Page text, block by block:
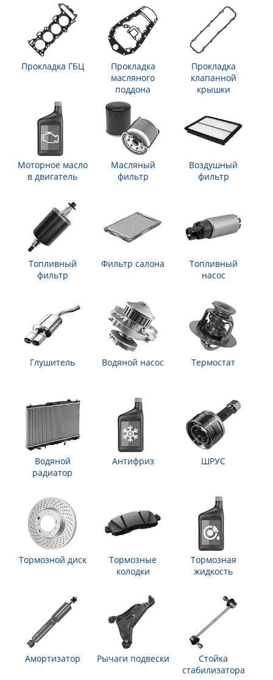
Прокладка ГБЦ
Прокладка
масляного
поддона
Прокладка
клапанной
крышки
Моторное масло
в двигатель
Масляный
фильтр
Воздушный
фильтр
Топливный
фильтр
Фильтр салона
Топливный
насос
Глушитель Водяной насос Термостат
Водяной
радиатор
Антифриз ШРУС
Тормозной диск
Тормозные
колодки
Тормозная
жидкость
Амортизатор Рычаги подвески
Стойка
стабилизатора